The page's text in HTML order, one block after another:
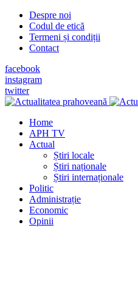
Despre noi
Codul de etică
Termeni și condiții
Contact
facebook
instagram
twitter
Home
APH TV
Actual
Știri locale
Știri naționale
Știri internaționale
Politic
Administrație
Economic
Opinii